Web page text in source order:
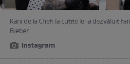
Kani de la Chefi la cuțite le-a dezvăluit
Bieber
Instagram